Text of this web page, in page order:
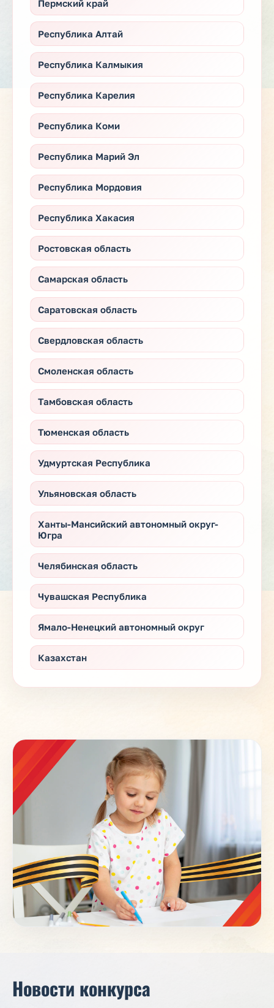
Пермский край
Республика Алтай
Республика Калмыкия
Республика Карелия
Республика Коми
Республика Марий Эл
Республика Мордовия
Республика Хакасия
Ростовская область
Самарская область
Саратовская область
Свердловская область
Смоленская область
Тамбовская область
Тюменская область
Удмуртская Республика
Ульяновская область
Ханты-Мансийский автономный округ-
Югра
Челябинская область
Чувашская Республика
Ямало-Ненецкий автономный округ
Казахстан
Новости конкурса